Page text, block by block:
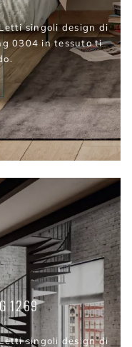
singoli design di
0304 in tessuto ti
1269
singoli design di